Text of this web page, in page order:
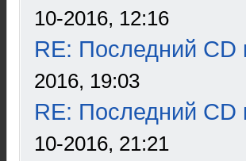
10-2016, 12:16
RE: Последний CD
2016, 19:03
RE: Последний CD
10-2016, 21:21